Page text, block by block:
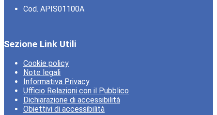
Cod. APIS01100A
Sezione Link Utili
Cookie policy
Note legali
Informativa Privacy
Ufficio Relazioni con il Pubblico
Dichiarazione di accessibilità
Obiettivi di accessibilità